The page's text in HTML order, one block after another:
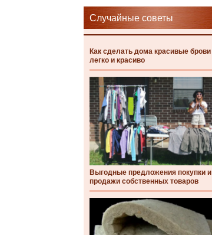
Случайные советы
Как сделать дома красивые брови
легко и красиво
Выгодные предложения покупки и
продажи собственных товаров